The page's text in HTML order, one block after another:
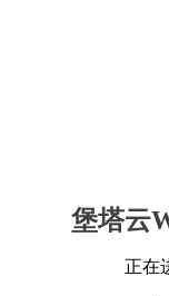
堡塔云
正在